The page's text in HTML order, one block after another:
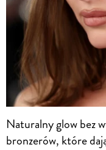
Naturalny glow bez
bronzerów, które